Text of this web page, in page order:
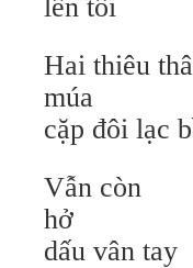
lên tôi
Hai thiêu
múa
cặp đôi lạc
Vẫn còn
hở
dấu vân tay